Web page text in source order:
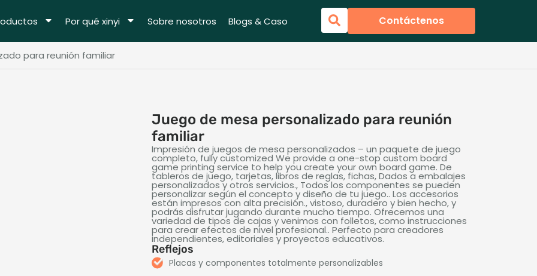
Por qué xinyi Sobre nosotros Blogs & Caso Contáctenos
para reunión familiar
Juego de mesa personalizado para reunión
familiar
Impresión de juegos de mesa personalizados – un paquete de juego
completo, fully customized We provide a one-stop custom board
game printing service to help you create your own board game. De
tableros de juego, tarjetas, libros de reglas, fichas, Dados a embalajes
personalizados y otros servicios., Todos los componentes se pueden
personalizar según el concepto y diseño de tu juego.. Los accesorios
están impresos con alta precisión., vistoso, duradero y bien hecho, y
podrás disfrutar jugando durante mucho tiempo. Ofrecemos una
variedad de tipos de cajas y venimos con folletos, como instrucciones
para crear efectos de nivel profesional.. Perfecto para creadores
independientes, editoriales y proyectos educativos.
Reflejos
Placas y componentes totalmente personalizables